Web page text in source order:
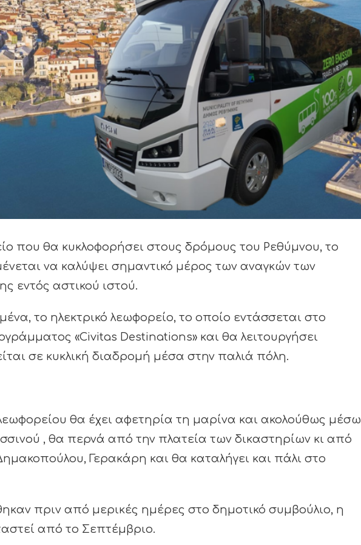
που θα κυκλοφορήσει στους δρόμους του Ρεθύμνου, το
να καλύψει σημαντικό μέρος των αναγκών των
εντός αστικού ιστού.
το ηλεκτρικό λεωφορείο, το οποίο εντάσσεται στο
«Civitas Destinations» και θα λειτουργήσει
σε κυκλική διαδρομή μέσα στην παλιά πόλη.
θα έχει αφετηρία τη μαρίνα και ακολούθως μέσω
, θα περνά από την πλατεία των δικαστηρίων κι από
Γερακάρη και θα καταλήγει και πάλι στο
πριν από μερικές ημέρες στο δημοτικό συμβούλιο, η
από το Σεπτέμβριο.